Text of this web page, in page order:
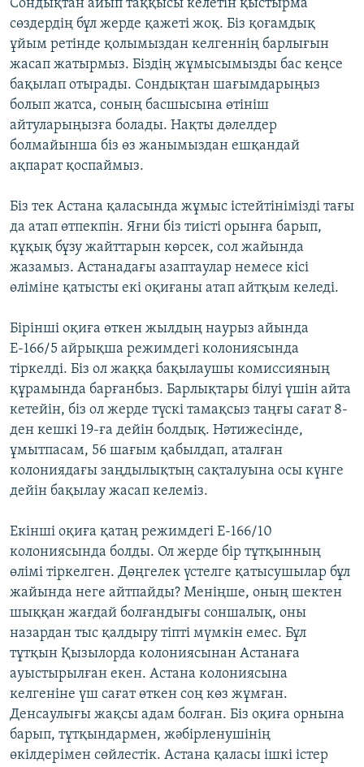
Сондықтан айып таққысы келетін қыстырма
сөздердің бұл жерде қажеті жоқ. Біз қоғамдық
ұйым ретінде қолымыздан келгеннің барлығын
жасап жатырмыз. Біздің жұмысымызды бас кеңсе
бақылап отырады. Сондықтан шағымдарыңыз
болып жатса, соның басшысына өтініш
айтуларыңызға болады. Нақты дәлелдер
болмайынша біз өз жанымыздан ешқандай
ақпарат қоспаймыз.
Біз тек Астана қаласында жұмыс істейтінімізді тағы
да атап өтпекпін. Яғни біз тиісті орынға барып,
құқық бұзу жайттарын көрсек, сол жайында
жазамыз. Астанадағы азаптаулар немесе кісі
өліміне қатысты екі оқиғаны атап айтқым келеді.
Бірінші оқиға өткен жылдың наурыз айында
Е-166/5 айрықша режимдегі колониясында
тіркелді. Біз ол жаққа бақылаушы комиссияның
құрамында барғанбыз. Барлықтары білуі үшін айта
кетейін, біз ол жерде түскі тамақсыз таңғы сағат 8-
ден кешкі 19-ға дейін болдық. Нәтижесінде,
ұмытпасам, 56 шағым қабылдап, аталған
колониядағы заңдылықтың сақталуына осы күнге
дейін бақылау жасап келеміз.
Екінші оқиға қатаң режимдегі Е-166/10
колониясында болды. Ол жерде бір тұтқынның
өлімі тіркелген. Дөңгелек үстелге қатысушылар бұл
жайында неге айтпайды? Меніңше, оның шектен
шыққан жағдай болғандығы соншалық, оны
назардан тыс қалдыру тіпті мүмкін емес. Бұл
тұтқын Қызылорда колониясынан Астанаға
ауыстырылған екен. Астана колониясына
келгеніне үш сағат өткен соң көз жұмған.
Денсаулығы жақсы адам болған. Біз оқиға орнына
барып, тұтқындармен, жәбірленушінің
өкілдерімен сөйлестік. Астана қаласы ішкі істер